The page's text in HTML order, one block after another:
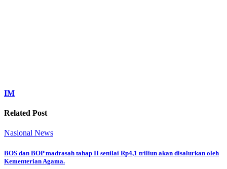
IM
Related Post
Nasional News
BOS dan BOP madrasah tahap II senilai Rp4,1 triliun akan disalurkan oleh
Kementerian Agama.